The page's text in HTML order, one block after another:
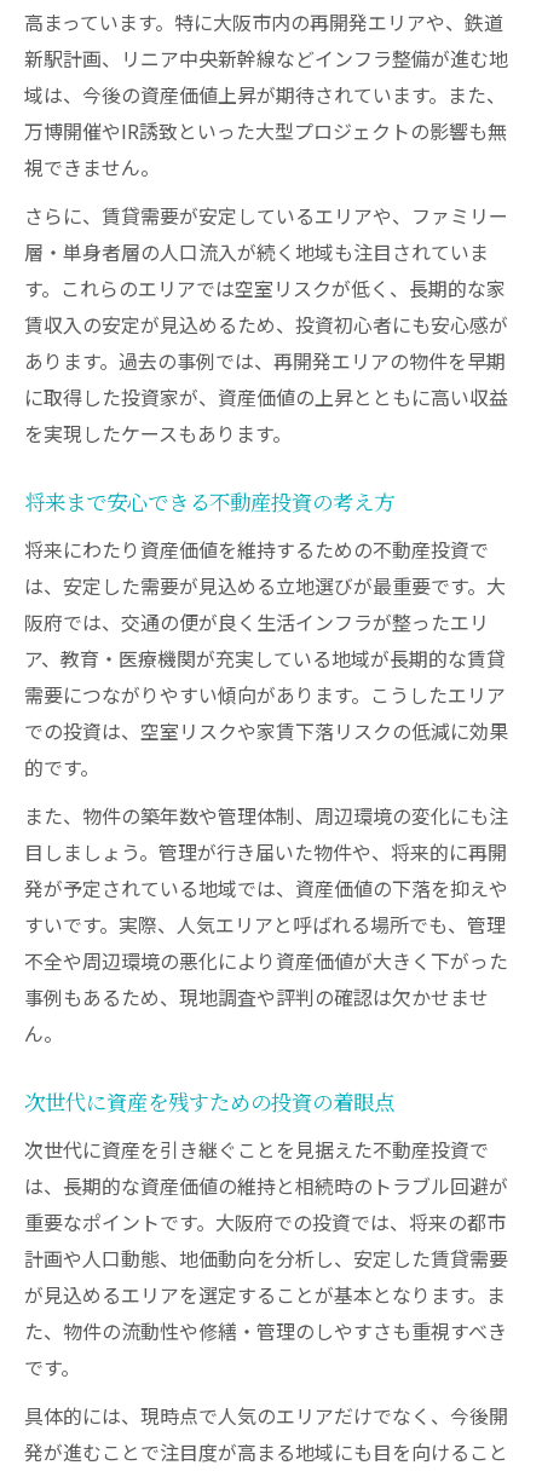
悪質業者を避けるための不動産投資比較術
口コミ活用で安全な投資先を選ぶコツ
不動産投資で評判の悪い会社の共通点を検
証
年収500万円層が安心できる投資の工夫
年収500万円でも無理なく始める不動産投資
不動産投資で必要な自己資金の現実的な目
安
資金計画で失敗しないための投資ポイント
年収から導く安全な不動産投資戦略の実践
ローン審査に強い不動産投資準備の方法
長期で資産価値を維持する不動産投資の選
び方
大阪府で安定収益を目指す物件選定の視点
出口戦略を考慮した不動産投資物件の選定
法
賃貸需要が続くエリア選びのチェック項目
長期安定に効く不動産投資物件の見極め方
高まっています。特に大阪市内の再開発エリアや、鉄道
新駅計画、リニア中央新幹線などインフラ整備が進む地
域は、今後の資産価値上昇が期待されています。また、
万博開催やIR誘致といった大型プロジェクトの影響も無
視できません。
さらに、賃貸需要が安定しているエリアや、ファミリー
層・単身者層の人口流入が続く地域も注目されていま
す。これらのエリアでは空室リスクが低く、長期的な家
賃収入の安定が見込めるため、投資初心者にも安心感が
あります。過去の事例では、再開発エリアの物件を早期
に取得した投資家が、資産価値の上昇とともに高い収益
を実現したケースもあります。
将来まで安心できる不動産投資の考え方
将来にわたり資産価値を維持するための不動産投資で
は、安定した需要が見込める立地選びが最重要です。大
阪府では、交通の便が良く生活インフラが整ったエリ
ア、教育・医療機関が充実している地域が長期的な賃貸
需要につながりやすい傾向があります。こうしたエリア
での投資は、空室リスクや家賃下落リスクの低減に効果
的です。
また、物件の築年数や管理体制、周辺環境の変化にも注
目しましょう。管理が行き届いた物件や、将来的に再開
発が予定されている地域では、資産価値の下落を抑えや
すいです。実際、人気エリアと呼ばれる場所でも、管理
不全や周辺環境の悪化により資産価値が大きく下がった
事例もあるため、現地調査や評判の確認は欠かせませ
ん。
次世代に資産を残すための投資の着眼点
次世代に資産を引き継ぐことを見据えた不動産投資で
は、長期的な資産価値の維持と相続時のトラブル回避が
重要なポイントです。大阪府での投資では、将来の都市
計画や人口動態、地価動向を分析し、安定した賃貸需要
が見込めるエリアを選定することが基本となります。ま
た、物件の流動性や修繕・管理のしやすさも重視すべき
です。
具体的には、現時点で人気のエリアだけでなく、今後開
発が進むことで注目度が高まる地域にも目を向けること